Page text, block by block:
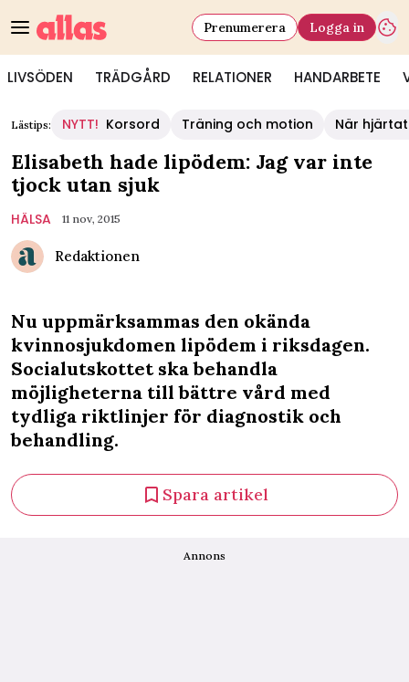
LIVSÖDEN TRÄDGÅRD RELATIONER HANDARBETE
Prenumerera Logga in
Lästips: NYTT! Korsord Träning och motion När
Elisabeth hade lipödem: Jag var inte
tjock utan sjuk
HÄLSA 11 nov, 2015
Redaktionen
Nu uppmärksammas den okända
kvinnosjukdomen lipödem i riksdagen.
Socialutskottet ska behandla
möjligheterna till bättre vård med
tydliga riktlinjer för diagnostik och
behandling.
Spara artikel
Annons